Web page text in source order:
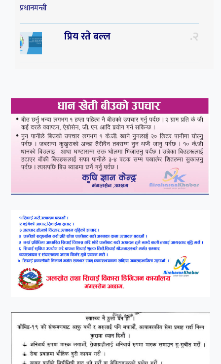
प्रिय रते बल्ल २
सर्पपालनमा झलनाथ खनाल
प्रतिष्ठानले गर्यो १७ करोड ९८
लाख हिनामिना
४
रामदेवले प्रकाश सपुतलाई भने
सलमान, शाहरुख र आमिरभन्दा
पनि ठूलो स्टार
संघियता खारेज हुनसक्छ,
झलनाथ खनाल
कृष्ण जन्माष्टमिको दिन जयगढमा
बृहत देउडा खेल हुँने
७